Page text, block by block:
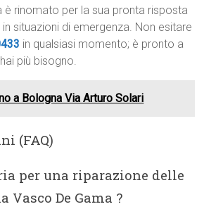
è rinomato per la sua pronta risposta
situazioni di emergenza. Non esitare
in qualsiasi momento; è pronto a
più bisogno.
a Bologna Via Arturo Solari
(FAQ)
per una riparazione delle
De Gama ?